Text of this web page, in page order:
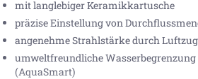
mit langlebiger Keramikkartusche
präzise Einstellung von
angenehme Strahlstärke durch
umweltfreundliche
(AquaSmart)